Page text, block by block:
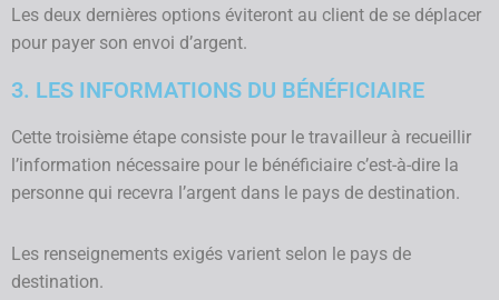
Les deux dernières options éviteront au client de se déplacer
pour payer son envoi d’argent.
3. LES INFORMATIONS DU BÉNÉFICIAIRE
Cette troisième étape consiste pour le travailleur à recueillir
l’information nécessaire pour le bénéficiaire c’est-à-dire la
personne qui recevra l’argent dans le pays de destination.
Les renseignements exigés varient selon le pays de
destination.